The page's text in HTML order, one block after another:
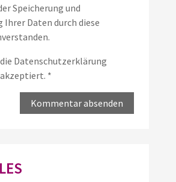
Speicherung und
Ihrer Daten durch diese
Datenschutzerklärung
*